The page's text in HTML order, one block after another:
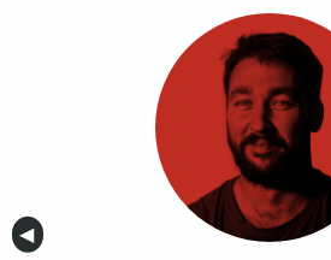
Anterior
◀︎